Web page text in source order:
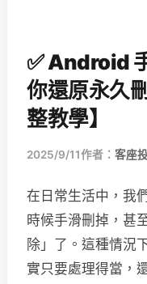
✅ Android
你還原永久
整教學】
2025/9/11作者： 客座
在日常生活中，我
時候手滑刪掉，甚
除」了。這種情況
實只要處理得當，